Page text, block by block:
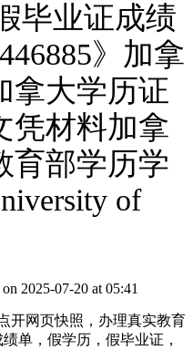
毕业证成绩
》加拿
拿大学历证
凭材料加拿
育部学历学
of
on 2025-07-20 at 05:41
开网页快照，办理真实教育
单，假学历，假毕业证，